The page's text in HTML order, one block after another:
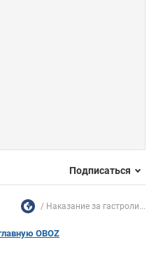
Подписаться
Наказание за гастроли...
OBOZ